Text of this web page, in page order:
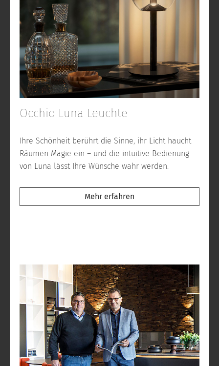
Occhio Luna Leuchte
Ihre Schönheit berührt die Sinne, ihr Licht haucht
Räumen Magie ein – und die intuitive Bedienung
von Luna lässt Ihre Wünsche wahr werden.
Mehr erfahren